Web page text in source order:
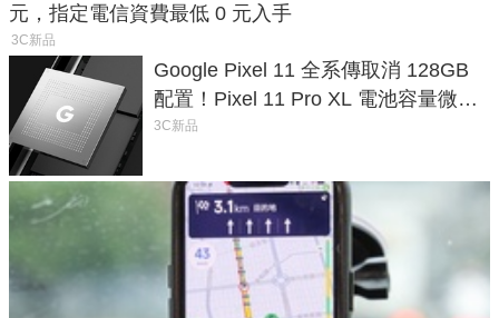
元，指定電信資費最低 0 元入手
3C新品
Google Pixel 11 全系傳取消 128GB
配置！Pixel 11 Pro XL 電池容量微降
1.6%
3C新品